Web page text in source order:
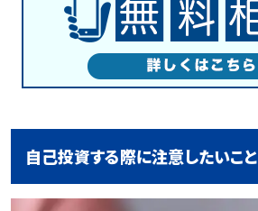
自己投資する際に注意したいこと